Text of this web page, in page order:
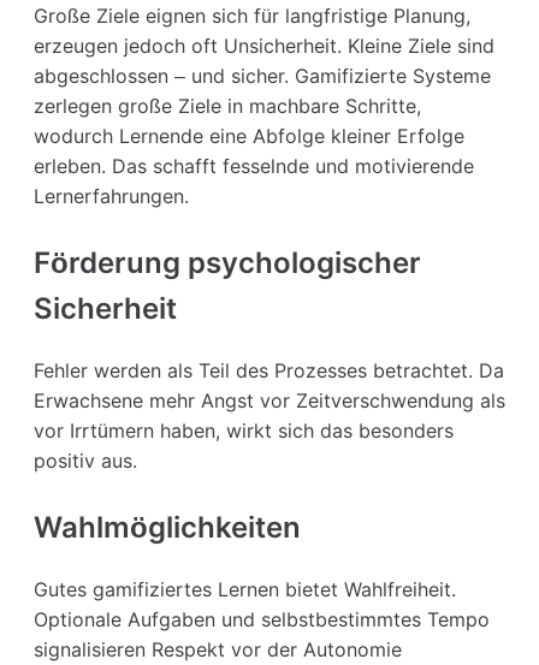
Große Ziele eignen sich für langfristige Planung,
erzeugen jedoch oft Unsicherheit. Kleine Ziele sind
abgeschlossen – und sicher. Gamifizierte Systeme
zerlegen große Ziele in machbare Schritte,
wodurch Lernende eine Abfolge kleiner Erfolge
erleben. Das schafft fesselnde und motivierende
Lernerfahrungen.
Förderung psychologischer
Sicherheit
Fehler werden als Teil des Prozesses betrachtet. Da
Erwachsene mehr Angst vor Zeitverschwendung als
vor Irrtümern haben, wirkt sich das besonders
positiv aus.
Wahlmöglichkeiten
Gutes gamifiziertes Lernen bietet Wahlfreiheit.
Optionale Aufgaben und selbstbestimmtes Tempo
signalisieren Respekt vor der Autonomie